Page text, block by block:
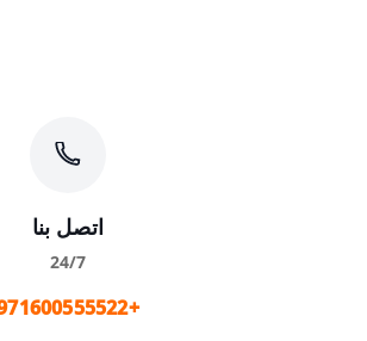
اتصل بنا
24/7
+971600555522